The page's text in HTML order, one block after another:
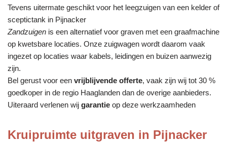
Tevens uitermate geschikt voor het leegzuigen van een kelder of
sceptictank in Pijnacker
Zandzuigen is een alternatief voor graven met een graafmachine
op kwetsbare locaties. Onze zuigwagen wordt daarom vaak
ingezet op locaties waar kabels, leidingen en buizen aanwezig
zijn.
Bel gerust voor een vrijblijvende offerte, vaak zijn wij tot 30 %
goedkoper in de regio Haaglanden dan de overige aanbieders.
Uiteraard verlenen wij garantie op deze werkzaamheden
Kruipruimte uitgraven in Pijnacker